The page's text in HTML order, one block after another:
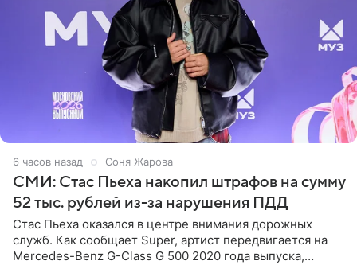
6 часов назад Соня Жарова
СМИ: Стас Пьеха накопил штрафов на сумму
52 тыс. рублей из-за нарушения ПДД
Стас Пьеха оказался в центре внимания дорожных
служб. Как сообщает Super, артист передвигается на
Mercedes-Benz G-Class G 500 2020 года выпуска,